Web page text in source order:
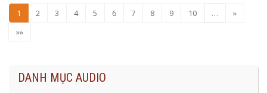
1 2 3 4 5 6 7 8 9 10 …
»
»»
DANH MỤC AUDIO